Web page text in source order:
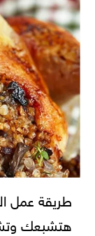
طريقة عمل
هتشبعك